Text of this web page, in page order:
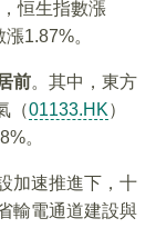
恒生指數漲
1.87%。
前。其中，東方
（01133.HK）
。
加速推進下，十
輸電通道建設與